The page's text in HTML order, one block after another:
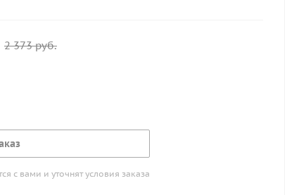
2 373руб.
с вами и уточнят условия заказа